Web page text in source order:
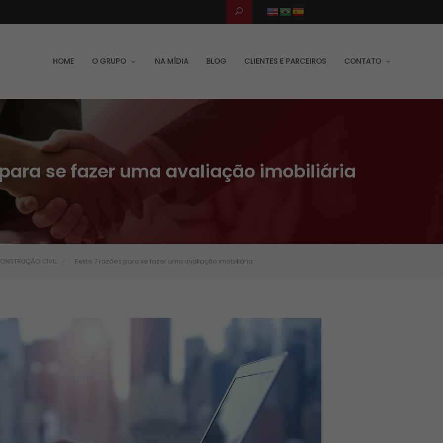
HOME O GRUPO NA MÍDIA BLOG CLIENTES E PARCEIROS CONTATO
se fazer uma avaliação imobiliária
CIVIL Existe 7 razões para se fazer uma avaliação imobiliária